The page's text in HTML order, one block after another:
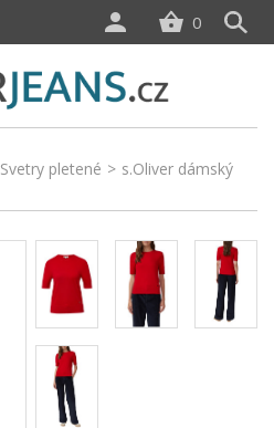
Svetry pletené > s.Oliver dámský
0